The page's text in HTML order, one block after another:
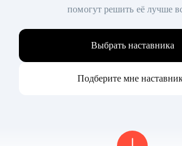
помогут решить её лучше
Выбрать наставника
Подберите мне